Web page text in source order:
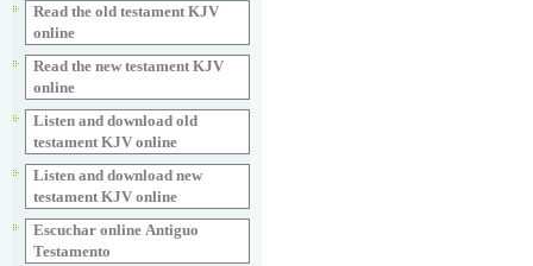
Read the old testament KJV
online
Read the new testament KJV
online
Listen and download old
testament KJV online
Listen and download new
testament KJV online
Escuchar online Аntiguo
Testamento